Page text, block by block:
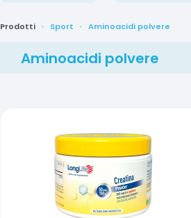
Prodotti Sport Aminoacidi polvere
Aminoacidi polvere